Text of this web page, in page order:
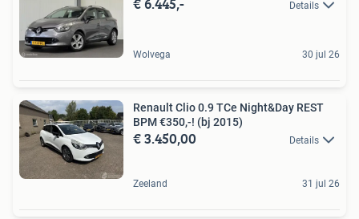
Details
Wolvega 30 jul 26
Renault Clio 0.9 TCe Night&Day REST
BPM €350,-! (bj 2015)
€ 3.450,00 Details
Zeeland 31 jul 26